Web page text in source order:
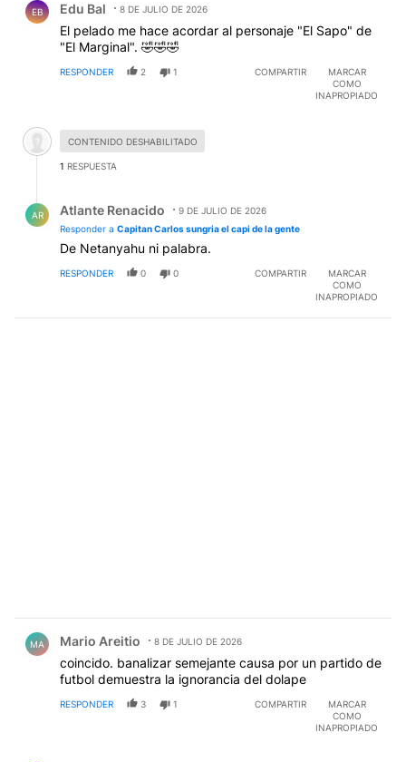
EB Edu Bal 8 DE JULIO DE 2026
El pelado me hace acordar al personaje "El Sapo" de
"El Marginal". 🤣🤣🤣
RESPONDER 2 1 COMPARTIR
MARCAR
COMO
INAPROPIADO
Comentario desactivado.
CONTENIDO DESHABILITADO
1 RESPUESTA
AR Atlante Renacido
9 DE JULIO DE 2026
Responder a Capitan Carlos sungria el capi de la gente
De Netanyahu ni palabra.
RESPONDER 0 0 COMPARTIR
MARCAR
COMO
INAPROPIADO
MA Mario Areitio 8 DE JULIO DE 2026
coincido. banalizar semejante causa por un partido de
futbol demuestra la ignorancia del dolape
RESPONDER 3 1 COMPARTIR
MARCAR
COMO
INAPROPIADO